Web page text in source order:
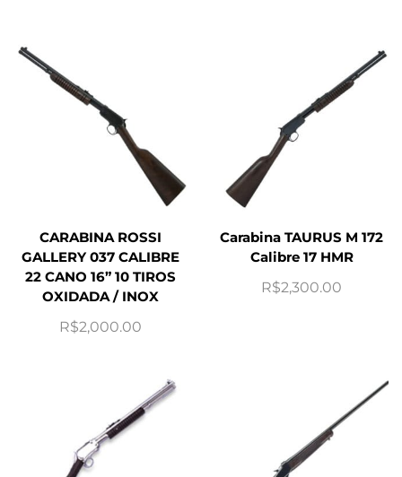
CARABINA ROSSI
GALLERY 037 CALIBRE
22 CANO 16” 10 TIROS
OXIDADA / INOX
R$2,000.00
Carabina TAURUS M 172
Calibre 17 HMR
R$2,300.00